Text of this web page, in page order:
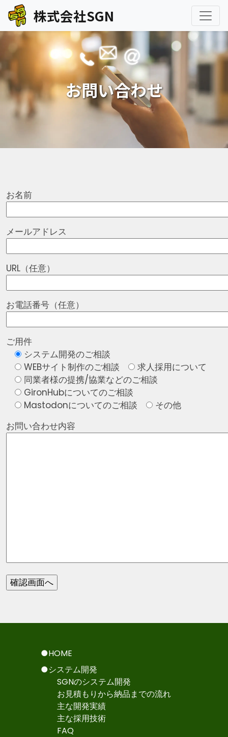
株式会社SGN
お問い合わせ
お名前
メールアドレス
URL（任意）
お電話番号（任意）
ご用件
システム開発のご相談
WEBサイト制作のご相談
求人採用について
同業者様の提携/協業などのご相談
GironHubについてのご相談
Mastodonについてのご相談
その他
お問い合わせ内容
●HOME
●システム開発
SGNのシステム開発
お見積もりから納品までの流れ
主な開発実績
主な採用技術
FAQ